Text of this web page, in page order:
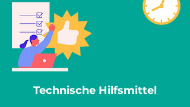
Technische Hilfsmittel